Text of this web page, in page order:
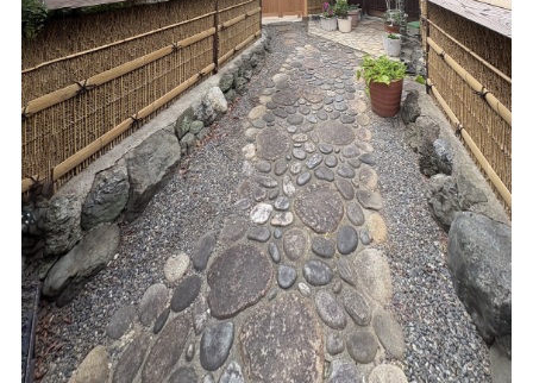
す。 青竹は屋外で年月を重ねることで、徐々に落ち着いた
色合いへと変化します。 施工直後の美しさだけでなく、時
間とともに移り変わる風合いも天然竹ならではの魅力です。
◼️現場に合わせた竹垣の製作・施工 竹定商店では、既製品の
竹垣を取り付けるだけではなく、現場の寸法や用途に合わせ
て竹垣を製作しています。 直線だけでなく、コーナー部分
や段差のある場所、扉付きの竹垣などにも対応可能です。
建物や庭の雰囲気、ご希望の目隠し高さに合わせて、竹の種
類や仕様をご提案いたします。 京都府内だけでなく現場施
工にも対応しております。 青竹建仁寺垣や天然竹を使った
目隠しフェンス、庭の改修をご検討の際は、お気軽にご相談